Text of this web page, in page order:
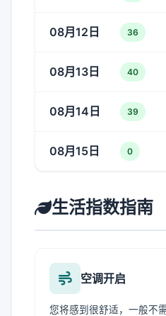
08月12日 36
08月13日 40
08月14日 39
08月15日 0
生活指数指南
空调开启
您将感到很舒适，一般不